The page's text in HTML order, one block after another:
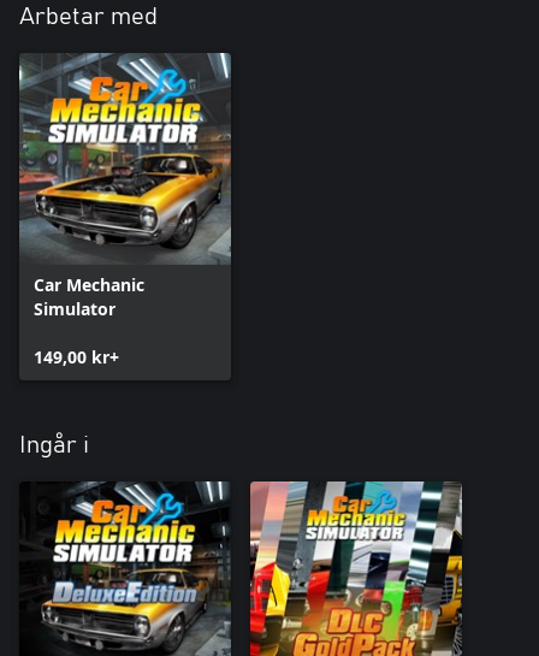
Arbetar med
Car Mechanic
Simulator
149,00 kr+
Ingår i